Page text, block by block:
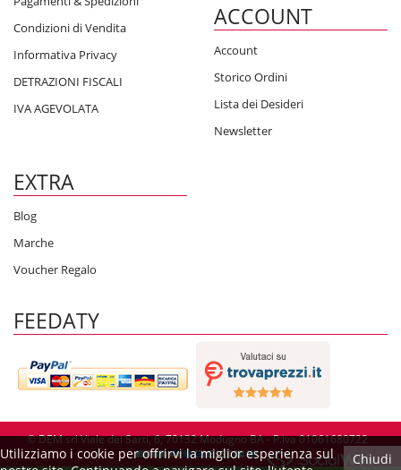
Condizioni di Vendita
Informativa Privacy
DETRAZIONI FISCALI
IVA AGEVOLATA
ACCOUNT
Account
Storico Ordini
Lista dei Desideri
Newsletter
EXTRA
Blog
Marche
Voucher Regalo
FEEDATY
© DEM srl Viale dei Sarti, 6, 70132 Modugno BA - P.iva 01061680722
Chiudi
Utilizziamo i cookie per offrirvi la miglior esperienza sul